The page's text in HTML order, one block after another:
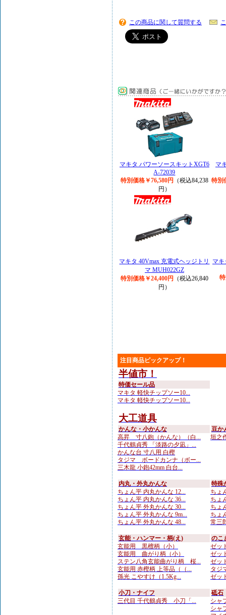
この商品に関して質問する
マキタ パワーソースキットXGT6
A-72039
特別価格￥76,580円
（税込84,238
円）
マ
特別
マキタ 40Vmax 充電式ヘッジトリ
マ MUH022GZ
特別価格￥24,400円
（税込26,840
円）
マキ
注目商品ピックアップ！
半値市！
特価セール品
マキタ 軽快チップソー10...
マキタ 軽快チップソー10...
大工道具
かんな・小かんな
高昇 寸八鉋（かんな）（白...
千代鶴貞秀 「淡路の夕凪」...
かんな台 寸八用 白樫
タジマ ボードカンナ（ボー...
三木龍 小鉋42mm 白台...
豆か
垣之
内丸・外丸かんな
ちょん平 内丸かんな 12...
ちょん平 内丸かんな 36...
ちょん平 外丸かんな 30...
ちょん平 外丸かんな 9m...
ちょん平 外丸かんな 48...
特殊
ちょ
ちょ
ちょ
ちょ
常三
玄能・ハンマー・柄(え)
玄能用 黒檀柄（小）
玄能用 曲がり柄（小）
ステン八角玄能曲がり柄 桜...
玄能用 赤樫柄 上等品（（...
孫光 こやすけ（1.5Kg...
のこ
ゼッ
ゼッ
ゼッ
タジ
ゼッ
小刀・ナイフ
三代目 千代鶴貞秀 小刀「...
砥石
シャ
シャ